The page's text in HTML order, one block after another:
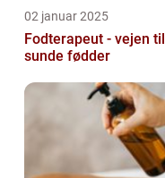
02 januar 2025
Fodterapeut - vejen til
sunde fødder